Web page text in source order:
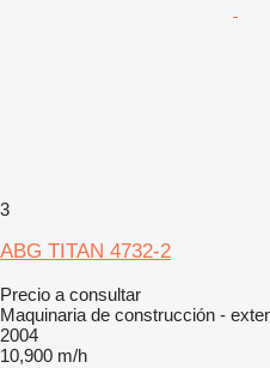
3
ABG TITAN 4732-2
Precio a consultar
Maquinaria de construcción -
2004
10,900 m/h